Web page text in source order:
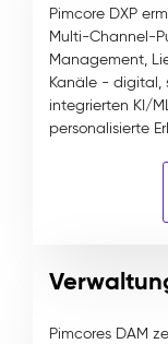
Pimcore DXP
Multi-Channel-
Management,
Kanäle - digital,
integrierten KI/
personalisierte
Pimcores DAM